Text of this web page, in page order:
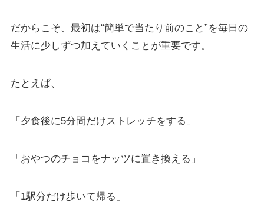
だからこそ、最初は“簡単で当たり前のこと”を毎日の
生活に少しずつ加えていくことが重要です。
たとえば、
「夕食後に5分間だけストレッチをする」
「おやつのチョコをナッツに置き換える」
「1駅分だけ歩いて帰る」